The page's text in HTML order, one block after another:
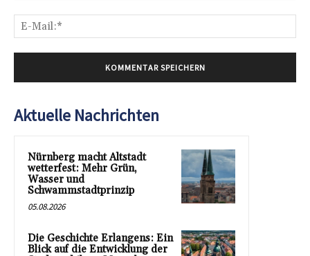
Aktuelle Nachrichten
Nürnberg macht Altstadt
wetterfest: Mehr Grün,
Wasser und
Schwammstadtprinzip
05.08.2026
Die Geschichte Erlangens: Ein
Blick auf die Entwicklung der